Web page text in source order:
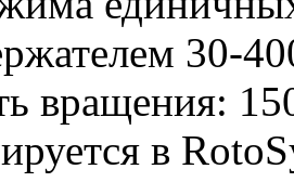
30-
вращения:
в